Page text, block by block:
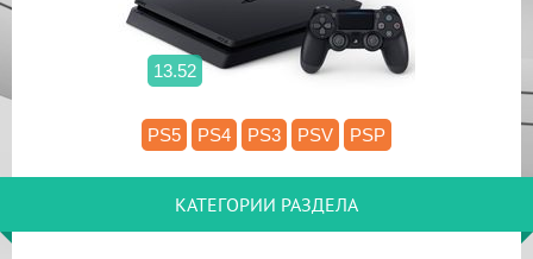
13.52
PS5 PS4 PS3 PSV PSP
КАТЕГОРИИ РАЗДЕЛА